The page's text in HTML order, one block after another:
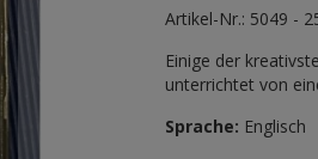
Artikel-Nr.: 5049 -
Einige der
unterrichtet von
Sprache: Englisch